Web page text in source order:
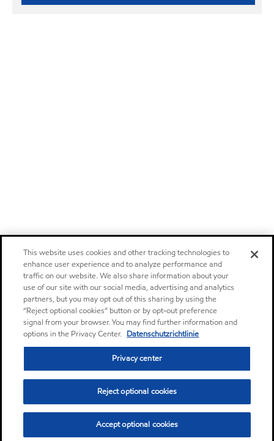
This website uses cookies and other tracking technologies to
enhance user experience and to analyze performance and
traffic on our website. We also share information about your
use of our site with our social media, advertising and analytics
partners, but you may opt out of this sharing by using the
“Reject optional cookies” button or by opt-out preference
signal from your browser. You may find further information and
options in the Privacy Center. Datenschutzrichtlinie
Privacy center
Reject optional cookies
Accept optional cookies